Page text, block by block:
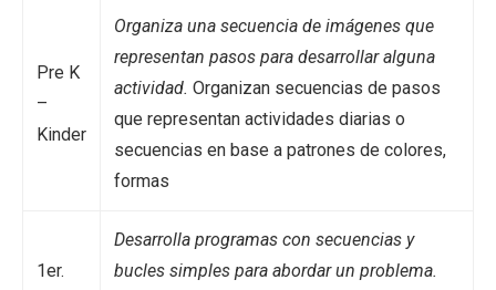
Pre K
–
Kinder
Organiza una secuencia de imágenes que
representan pasos para desarrollar alguna
actividad. Organizan secuencias de pasos
que representan actividades diarias o
secuencias en base a patrones de colores,
formas
1er.
Desarrolla programas con secuencias y
bucles simples para abordar un problema.